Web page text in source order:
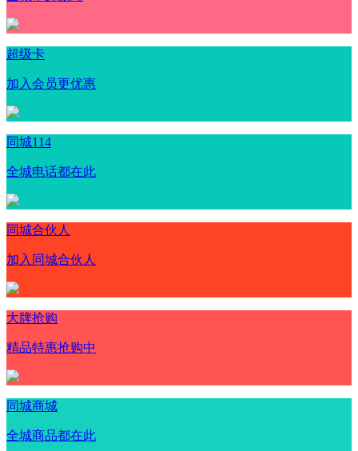
超级卡
加入会员更优惠
同城114
全城电话都在此
同城合伙人
加入同城合伙人
大牌抢购
精品特惠抢购中
同城商城
全城商品都在此